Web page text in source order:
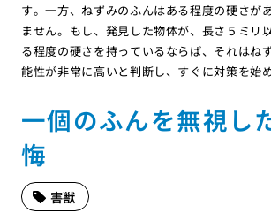
す。一方、ねずみのふんはある程度の硬さが
ません。もし、発見した物体が、長さ５ミリ
る程度の硬さを持っているならば、それはね
能性が非常に高いと判断し、すぐに対策を始
一個のふんを無視し
悔
害獣